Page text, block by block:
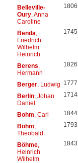
Belleville-
Oury, Anna
Caroline
1806
Benda
Friedrich
Wilhelm
Heinrich
1745
Berens
Hermann
1826
Berger, Ludwig 1777
Berlin, Johan
Daniel
1714
Bohm , Carl 1844
Böhm
Theobald
1793
Böhme,
Heinrich
Wilhelm
1843